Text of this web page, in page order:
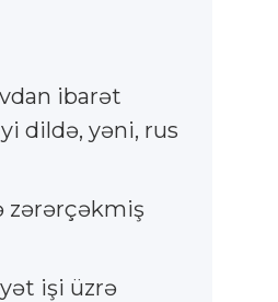
ibarət
dildə, yəni, rus
zərərçəkmiş
işi üzrə